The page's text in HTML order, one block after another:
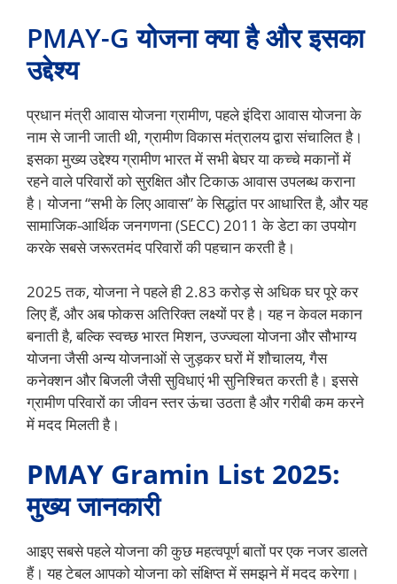
PMAY-G योजना क्या है और इसका
उद्देश्य
प्रधान मंत्री आवास योजना ग्रामीण, पहले इंदिरा आवास योजना के
नाम से जानी जाती थी, ग्रामीण विकास मंत्रालय द्वारा संचालित है।
इसका मुख्य उद्देश्य ग्रामीण भारत में सभी बेघर या कच्चे मकानों में
रहने वाले परिवारों को सुरक्षित और टिकाऊ आवास उपलब्ध कराना
है। योजना “सभी के लिए आवास” के सिद्धांत पर आधारित है, और यह
सामाजिक-आर्थिक जनगणना (SECC) 2011 के डेटा का उपयोग
करके सबसे जरूरतमंद परिवारों की पहचान करती है।
2025 तक, योजना ने पहले ही 2.83 करोड़ से अधिक घर पूरे कर
लिए हैं, और अब फोकस अतिरिक्त लक्ष्यों पर है। यह न केवल मकान
बनाती है, बल्कि स्वच्छ भारत मिशन, उज्ज्वला योजना और सौभाग्य
योजना जैसी अन्य योजनाओं से जुड़कर घरों में शौचालय, गैस
कनेक्शन और बिजली जैसी सुविधाएं भी सुनिश्चित करती है। इससे
ग्रामीण परिवारों का जीवन स्तर ऊंचा उठता है और गरीबी कम करने
में मदद मिलती है।
PMAY Gramin List 2025:
मुख्य जानकारी
आइए सबसे पहले योजना की कुछ महत्वपूर्ण बातों पर एक नजर डालते
हैं। यह टेबल आपको योजना को संक्षिप्त में समझने में मदद करेगा।